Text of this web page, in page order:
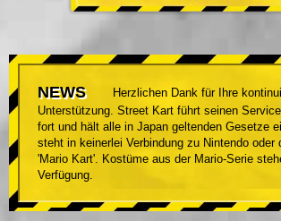
NEWS
Herzlichen Dank für Ihre
Unterstützung. Street Kart führt seinen
fort und hält alle in Japan geltenden Gesetze
steht in keinerlei Verbindung zu Nintendo oder
'Mario Kart'. Kostüme aus der Mario-Serie
Verfügung.